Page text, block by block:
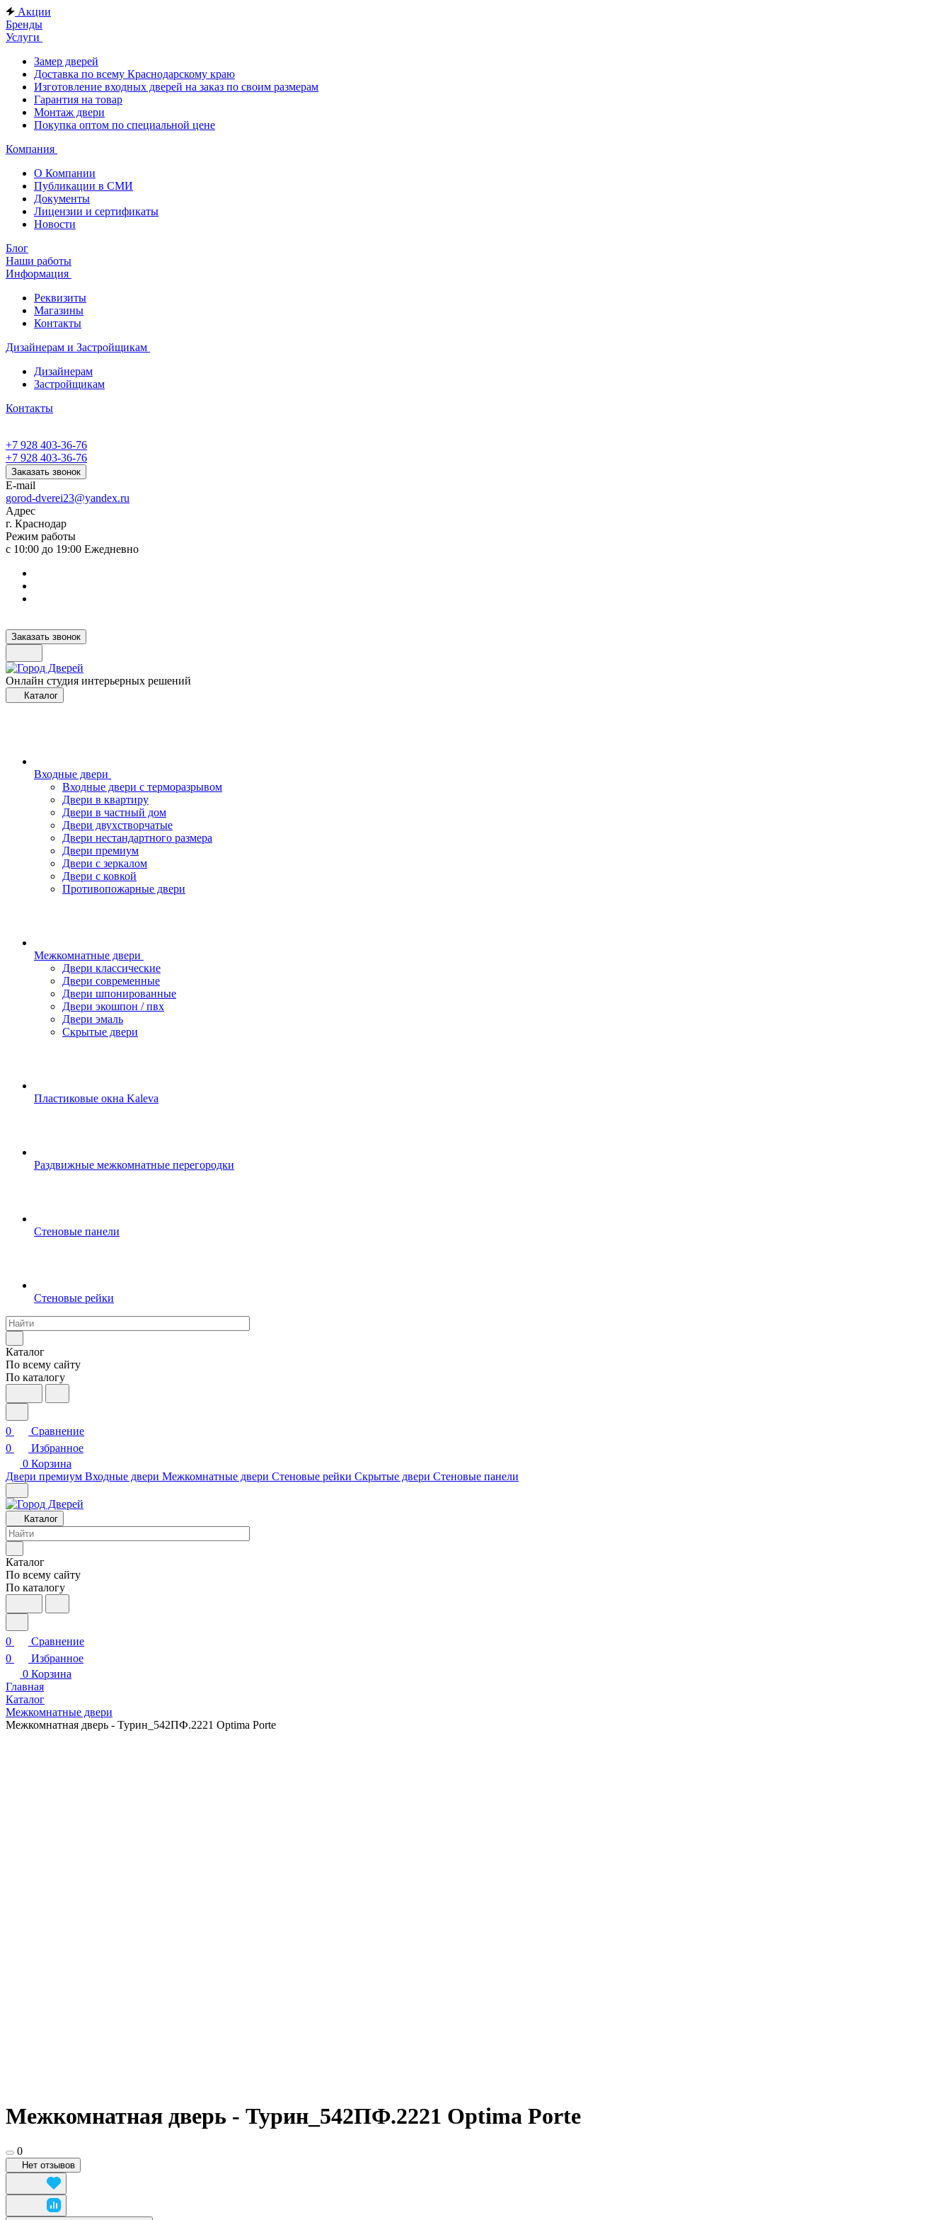
Акции
Бренды
Услуги
Замер дверей
Доставка по всему Краснодарскому краю
Изготовление входных дверей на заказ по своим размерам
Гарантия на товар
Монтаж двери
Покупка оптом по специальной цене
Компания
О Компании
Публикации в СМИ
Документы
Лицензии и сертификаты
Новости
Блог
Наши работы
Информация
Реквизиты
Магазины
Контакты
Дизайнерам и Застройщикам
Дизайнерам
Застройщикам
Контакты
+7 928 403-36-76
+7 928 403-36-76
Заказать звонок
E-mail
gorod-dverei23@yandex.ru
Адрес
г. Краснодар
Режим работы
с 10:00 до 19:00 Ежедневно
Заказать звонок
Онлайн студия интерьерных решений
Каталог
Входные двери
Входные двери с терморазрывом
Двери в квартиру
Двери в частный дом
Двери двухстворчатые
Двери нестандартного размера
Двери премиум
Двери с зеркалом
Двери с ковкой
Противопожарные двери
Межкомнатные двери
Двери классические
Двери современные
Двери шпонированные
Двери экошпон / пвх
Двери эмаль
Скрытые двери
Пластиковые окна Kaleva
Раздвижные межкомнатные перегородки
Стеновые панели
Стеновые рейки
Каталог
По всему сайту
По каталогу
0
Сравнение
0
Избранное
0 Корзина
Двери премиум Входные двери Межкомнатные двери Стеновые рейки Скрытые двери Стеновые панели
Каталог
Каталог
По всему сайту
По каталогу
0
Сравнение
0
Избранное
0 Корзина
Главная
Каталог
Межкомнатные двери
Межкомнатная дверь - Турин_542ПФ.2221 Optima Porte
Межкомнатная дверь - Турин_542ПФ.2221 Optima Porte
0
Нет отзывов